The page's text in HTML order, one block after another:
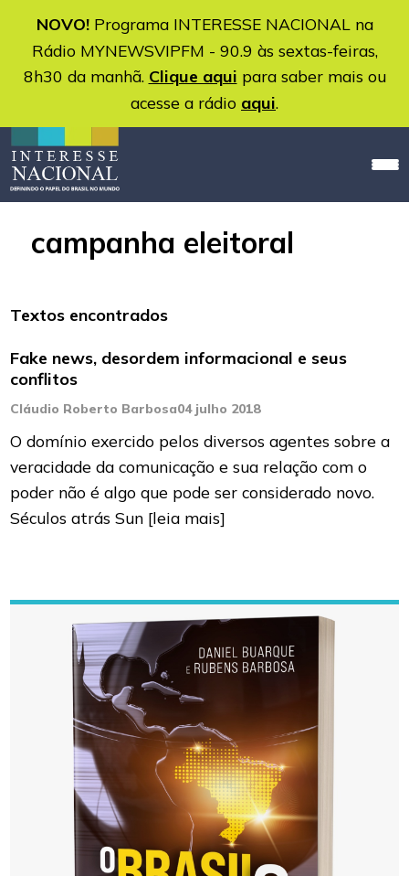
NOVO!Programa INTERESSE NACIONAL na
Rádio MYNEWSVIPFM - 90.9 às sextas-feiras,
8h30 da manhã. Clique aqui para saber mais ou
acesse a rádio aqui.
campanha eleitoral
Textos encontrados
Fake news, desordem informacional e seus
conflitos
Cláudio Roberto Barbosa04 julho 2018
O domínio exercido pelos diversos agentes sobre a
veracidade da comunicação e sua relação com o
poder não é algo que pode ser considerado novo.
Séculos atrás Sun [leia mais]